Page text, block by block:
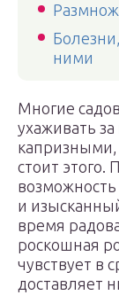
ними
Многие
ухаживать
стоит этого.
и
время
роскошная
чувствует в
доставляет